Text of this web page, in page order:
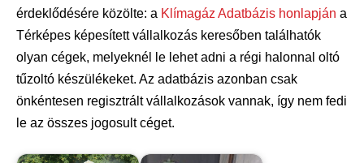
érdeklődésére közölte: a Klímagáz Adatbázis honlapján a
Térképes képesített vállalkozás keresőben találhatók
olyan cégek, melyeknél le lehet adni a régi halonnal oltó
tűzoltó készülékeket. Az adatbázis azonban csak
önkéntesen regisztrált vállalkozások vannak, így nem fedi
le az összes jogosult céget.